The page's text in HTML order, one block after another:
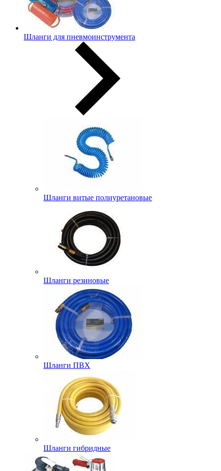
Шланги для пневмоинструмента
Шланги витые полиуретановые
Шланги резиновые
Шланги ПВХ
Шланги гибридные